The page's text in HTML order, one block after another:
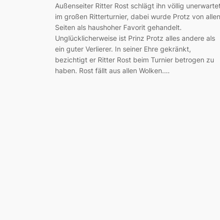
Außenseiter Ritter Rost schlägt ihn völlig
im großen Ritterturnier, dabei wurde Protz von allen
Seiten als haushoher Favorit gehandelt.
Unglücklicherweise ist Prinz Protz alles andere als
ein guter Verlierer. In seiner Ehre gekränkt,
bezichtigt er Ritter Rost beim Turnier betrogen zu
haben. Rost fällt aus allen Wolken.…